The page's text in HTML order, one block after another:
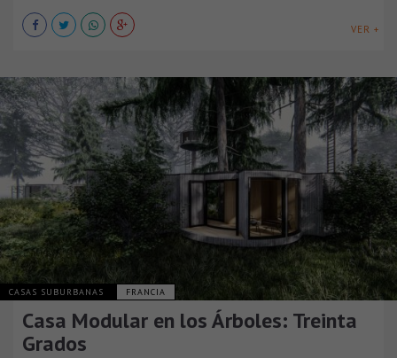
VER +
CASAS SUBURBANAS FRANCIA
Casa Modular en los Árboles: Treinta
Grados